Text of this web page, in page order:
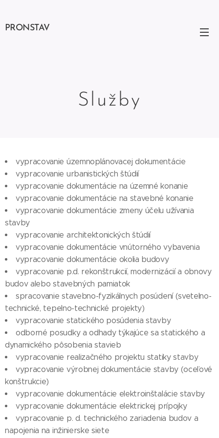
PRONSTAV
Služby
vypracovanie územnoplánovacej dokumentácie
vypracovanie urbanistických štúdií
vypracovanie dokumentácie na územné konanie
vypracovanie dokumentácie na stavebné konanie
vypracovanie dokumentácie zmeny účelu užívania
stavby
vypracovanie architektonických štúdií
vypracovanie dokumentácie vnútorného vybavenia
vypracovanie dokumentácie okolia budovy
vypracovanie p.d. rekonštrukcií, modernizácií a obnovy
budov alebo stavebných pamiatok
spracovanie stavebno-fyzikálnych posúdení (svetelno-
technické, tepelno-technické projekty)
vypracovanie statického posúdenia stavby
odborné posudky a odhady týkajúce sa statického a
dynamického pôsobenia stavieb
vypracovanie realizačného projektu statiky stavby
vypracovanie výrobnej dokumentácie stavby (oceľové
konštrukcie)
vypracovanie dokumentácie elektroinštalácie stavby
vypracovanie dokumentácie elektrickej prípojky
vypracovanie p. d. technického zariadenia budov a
napojenia na inžinierske siete